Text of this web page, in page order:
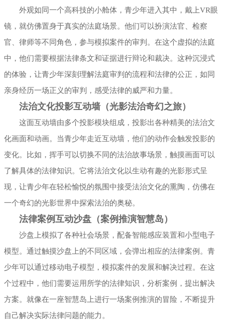
外观如同一个高科技的小舱体，青少年进入其中，戴上VR眼
镜，就仿佛置身于真实的法庭场景。他们可以扮演法官、检察
官、律师等不同角色，参与模拟案件的审判。在这个虚拟的法庭
中，他们需要根据法律条文和证据进行辩论和裁决。这种沉浸式
的体验，让青少年深刻理解法庭审判的流程和法律的公正，如同
亲身经历一场正义的审判，感受法律的威严和力量。
法治文化投影互动墙（光影法治奇幻之旅）
这面互动墙由多个投影模块组成，投影出各种精美的法治文
化画面和动画。当青少年走近互动墙，他们的动作会触发投影的
变化。比如，挥手可以切换不同的法治故事场景，触摸画面可以
了解具体的法律知识。它将法治文化以生动有趣的光影形式呈
现，让青少年在轻松愉悦的氛围中接受法治文化的熏陶，仿佛在
一个奇幻的光影世界中探索法治的奥秘。
法律案例互动沙盘（案例推演智慧岛）
沙盘上模拟了各种社会场景，配备智能感应装置和小型电子
模型。通过触摸沙盘上的不同区域，会弹出相应的法律案例。青
少年可以通过移动电子模型，模拟案件的发展和解决过程。在这
个过程中，他们需要运用所学的法律知识，分析案例，提出解决
方案。就像在一座智慧岛上进行一场案例推演的冒险，不断提升
自己解决实际法律问题的能力。